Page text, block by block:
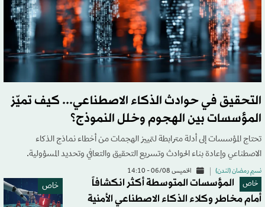
التحقيق في حوادث الذكاء الاصطناعي... كيف تميّز
المؤسسات بين الهجوم وخلل النموذج؟
تحتاج المؤسسات إلى أدلة مترابطة لتمييز الهجمات من أخطاء نماذج الذكاء
الاصطناعي وإعادة بناء الحوادث وتسريع التحقيق والتعافي وتحديد المسؤولية.
نسيم رمضان (لندن) الخميس 06/08 - 14:10
خاص خاص
المؤسسات المتوسطة أكثر انكشافاً
أمام مخاطر وكلاء الذكاء الاصطناعي الأمنية